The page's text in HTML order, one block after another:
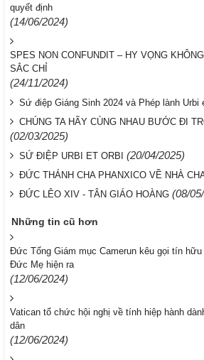
quyết định
(14/06/2024)
SPES NON CONFUNDIT – HY VỌNG
SẮC CHỈ
(24/11/2024)
Sứ điệp Giáng Sinh 2024 và Phép lành Urbi
CHÚNG TA HÃY CÙNG NHAU BƯỚC ĐI
(02/03/2025)
SỨ ĐIỆP URBI ET ORBI (20/04/2025)
ĐỨC THÁNH CHA PHANXICO VỀ NHÀ
ĐỨC LÊO XIV - TÂN GIÁO HOÀNG (08/
Những tin cũ hơn
Đức Tổng Giám mục Camerun kêu gọi tín
Đức Mẹ hiện ra
(12/06/2024)
Vatican tổ chức hội nghị về tính hiệp hành
dân
(12/06/2024)